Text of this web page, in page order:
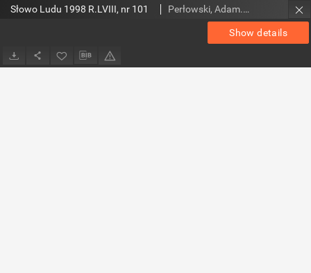
Show details
Słowo Ludu 1998 R.LVIII, nr 101 Perłowski, Adam. Red.